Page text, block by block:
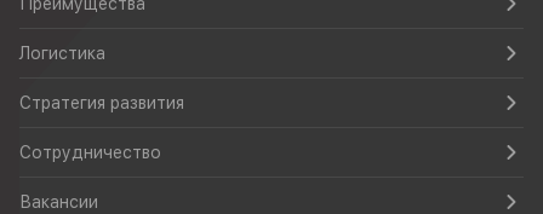
Логистика
Стратегия развития
Сотрудничество
Вакансии